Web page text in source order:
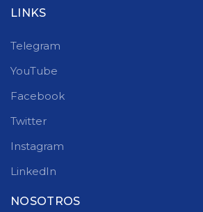
LINKS
Telegram
YouTube
Facebook
Twitter
Instagram
LinkedIn
NOSOTROS